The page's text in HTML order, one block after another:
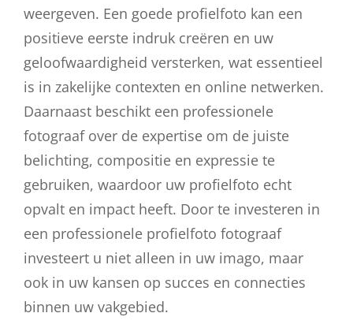
weergeven. Een goede profielfoto kan een
positieve eerste indruk creëren en uw
geloofwaardigheid versterken, wat essentieel
is in zakelijke contexten en online netwerken.
Daarnaast beschikt een professionele
fotograaf over de expertise om de juiste
belichting, compositie en expressie te
gebruiken, waardoor uw profielfoto echt
opvalt en impact heeft. Door te investeren in
een professionele profielfoto fotograaf
investeert u niet alleen in uw imago, maar
ook in uw kansen op succes en connecties
binnen uw vakgebied.